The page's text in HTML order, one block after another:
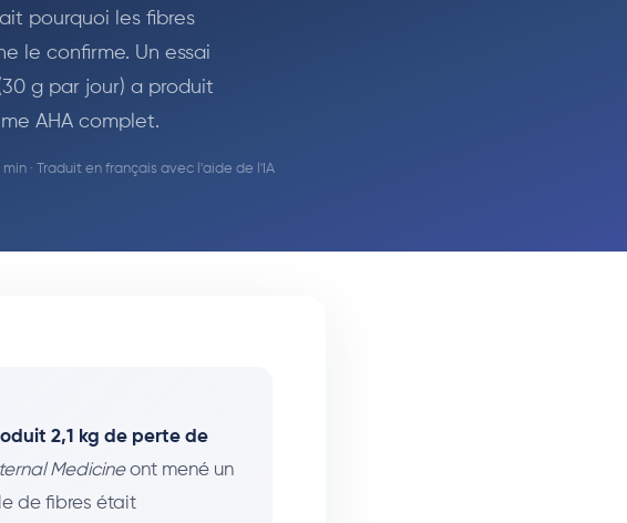
pourquoi les fibres
le confirme. Un essai
g par jour) a produit
AHA complet.
min · Traduit en français avec l'aide de l'IA
2,1 kg de perte de
Medicineont mené un
de fibres était